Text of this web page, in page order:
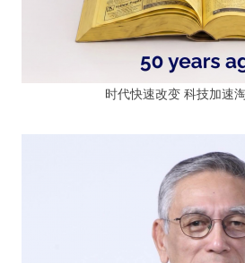
时代快速改变 科技加速